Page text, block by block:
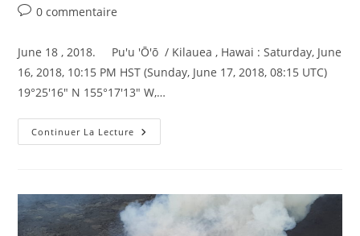
Commentaires
la
publication :
0 commentaire
June 18 , 2018. Pu'u 'Ō'ō / Kilauea , Hawai : Saturday, June
16, 2018, 10:15 PM HST (Sunday, June 17, 2018, 08:15 UTC)
19°25'16" N 155°17'13" W,…
Continuer La Lecture June
18
:
Pu’u